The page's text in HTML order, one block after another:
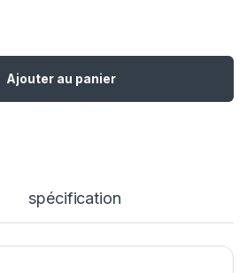
Remplacement iPhone 12 Mini
Ajouter au panier
spécification